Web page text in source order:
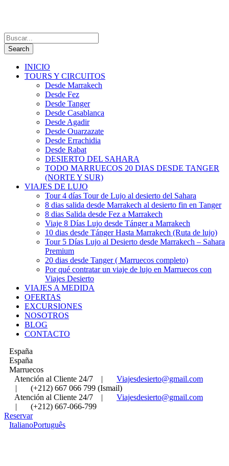
INICIO
TOURS Y CIRCUITOS
Desde Marrakech
Desde Fez
Desde Tanger
Desde Casablanca
Desde Agadir
Desde Ouarzazate
Desde Errachidia
Desde Rabat
DESIERTO DEL SAHARA
TODO MARRUECOS 20 DIAS DESDE TANGER
(NORTE Y SUR)
VIAJES DE LUJO
Tour 4 días Tour de Lujo al desierto del Sahara
8 dias salida desde Marrakech al desierto fin en Tanger
8 dias Salida desde Fez a Marrakech
Viaje 8 Días Lujo desde Tánger a Marrakech
10 dias desde Tánger Hasta Marrakech (Ruta de lujo)
Tour 5 Días Lujo al Desierto desde Marrakech – Sahara
Premium
20 dias desde Tanger ( Marruecos completo)
Por qué contratar un viaje de lujo en Marruecos con
Viajes Desierto
VIAJES A MEDIDA
OFERTAS
EXCURSIONES
NOSOTROS
BLOG
CONTACTO
España
España
Marruecos
Atención al Cliente 24/7
|
Viajesdesierto@gmail.com
|
(+212) 667 066 799 (Ismail)
Atención al Cliente 24/7
|
Viajesdesierto@gmail.com
|
(+212) 667-066-799
Reservar
ItalianoPortuguês